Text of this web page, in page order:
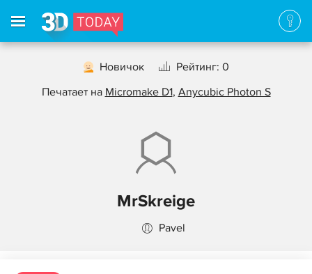
Новичок
Рейтинг: 0
Печатает на Micromake D1, Anycubic Photon S
MrSkreige
Pavel